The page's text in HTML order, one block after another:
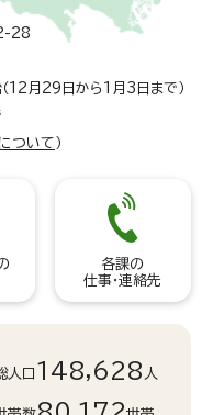
28
（12月29日から1月3日まで）
ついて ）
各課の
仕事・連絡先
人口 148,628 人